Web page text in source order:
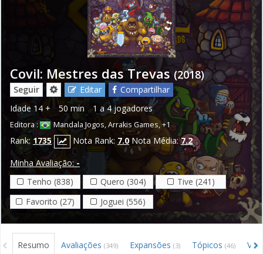
Covil: Mestres das Trevas (2018)
Seguir Editar
Compartilhar
Idade 14 + 50 min 1 a 4 jogadores
Editora : Mandala Jogos,Arrakis Games,+1
Rank: 1735 Nota Rank: 7.0 Nota Média:7.2
Minha Avaliação: -
Tenho (838)
Quero (304)
Tive (241)
Favorito (27)
Joguei (556)
Resumo Avaliações (349) Expansões (3) Tópicos (46)